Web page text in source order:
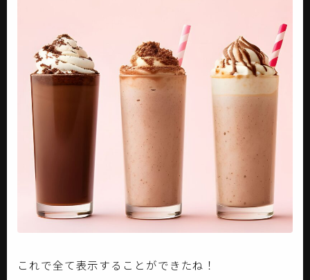
これで全て表示することができたね！